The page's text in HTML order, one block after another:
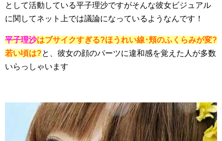
として活動している平子理沙ですがそんな彼女ビジュアル
に関してネット上では議論になっているようなんです！
平子理沙はブサイクすぎる?ほうれい線･頬のふくらみが変?
若い頃は?と、彼女の顔のパーツに違和感を覚えた人が多数
いらっしゃいます